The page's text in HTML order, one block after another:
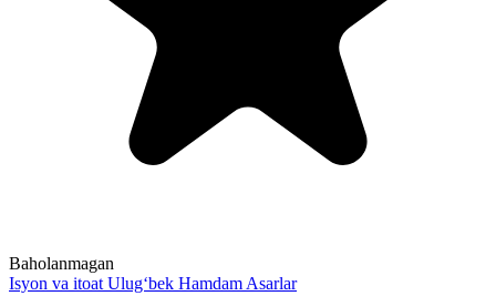
Baholanmagan
Isyon va itoat Ulug‘bek Hamdam Asarlar